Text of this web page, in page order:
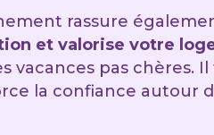
rassure
et valorise votre
vacances pas chères.
la confiance autour